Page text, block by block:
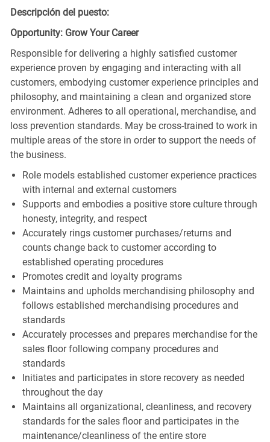
Descripción del puesto:
Opportunity: Grow Your Career
Responsible for delivering a highly satisfied customer
experience proven by engaging and interacting with all
customers, embodying customer experience principles and
philosophy, and maintaining a clean and organized store
environment. Adheres to all operational, merchandise, and
loss prevention standards. May be cross-trained to work in
multiple areas of the store in order to support the needs of
the business.
Role models established customer experience practices
with internal and external customers
Supports and embodies a positive store culture through
honesty, integrity, and respect
Accurately rings customer purchases/returns and
counts change back to customer according to
established operating procedures
Promotes credit and loyalty programs
Maintains and upholds merchandising philosophy and
follows established merchandising procedures and
standards
Accurately processes and prepares merchandise for the
sales floor following company procedures and
standards
Initiates and participates in store recovery as needed
throughout the day
Maintains all organizational, cleanliness, and recovery
standards for the sales floor and participates in the
maintenance/cleanliness of the entire store